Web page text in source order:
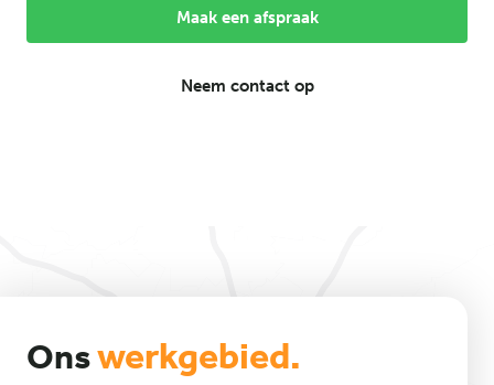
Maak een afspraak
Neem contact op
Onswerkgebied.